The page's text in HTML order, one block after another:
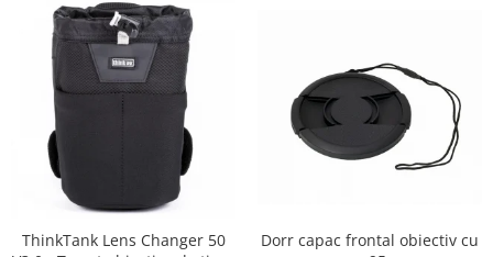
Grip-uri
Telecomenzi
LCD protectie
Recordere audio digitale
Acumulatori si baterii
Acumulatori Foto
Acumulatori AA/AAA (R6/R3)) si
incarcatoare
ThinkTank Lens Changer 50
Dorr capac frontal obiectiv cu